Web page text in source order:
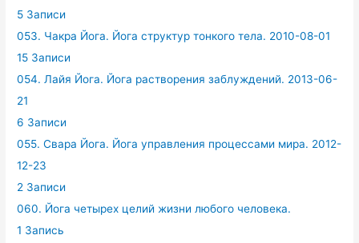
5 Записи
053. Чакра Йога. Йога структур тонкого тела. 2010-08-01
15 Записи
054. Лайя Йога. Йога растворения заблуждений. 2013-06-
21
6 Записи
055. Свара Йога. Йога управления процессами мира. 2012-
12-23
2 Записи
060. Йога четырех целий жизни любого человека.
1 Запись